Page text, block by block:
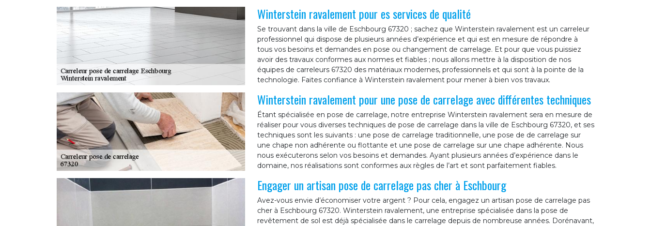
Winterstein ravalement pour es services de qualité
Se trouvant dans la ville de Eschbourg 67320 ; sachez que Winterstein ravalement est un carreleur
professionnel qui dispose de plusieurs années d’expérience et qui est en mesure de répondre à
tous vos besoins et demandes en pose ou changement de carrelage. Et pour que vous puissiez
avoir des travaux conformes aux normes et fiables ; nous allons mettre à la disposition de nos
équipes de carreleurs 67320 des matériaux modernes, professionnels et qui sont à la pointe de la
technologie. Faites confiance à Winterstein ravalement pour mener à bien vos travaux.
Winterstein ravalement pour une pose de carrelage avec différentes techniques
Étant spécialisée en pose de carrelage, notre entreprise Winterstein ravalement sera en mesure de
réaliser pour vous diverses techniques de pose de carrelage dans la ville de Eschbourg 67320, et ses
techniques sont les suivants : une pose de carrelage traditionnelle, une pose de de carrelage sur
une chape non adhérente ou flottante et une pose de carrelage sur une chape adhérente. Nous
nous exécuterons selon vos besoins et demandes. Ayant plusieurs années d’expérience dans le
domaine, nos réalisations sont conformes aux règles de l’art et sont parfaitement fiables.
Engager un artisan pose de carrelage pas cher à Eschbourg
Avez-vous envie d’économiser votre argent ? Pour cela, engagez un artisan pose de carrelage pas
cher à Eschbourg 67320. Winterstein ravalement, une entreprise spécialisée dans la pose de
revêtement de sol est déjà spécialisée dans le carrelage depuis de nombreuse années. Dorénavant,